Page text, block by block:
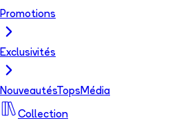
Promotions
Exclusivités
NouveautésTops Média
Collection